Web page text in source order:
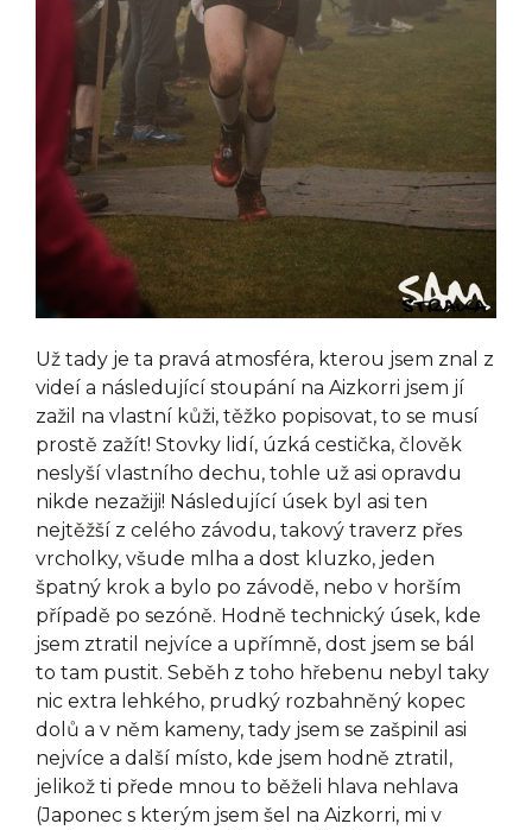
Už tady je ta pravá atmosféra, kterou jsem znal z
videí a následující stoupání na Aizkorri jsem jí
zažil na vlastní kůži, těžko popisovat, to se musí
prostě zažít! Stovky lidí, úzká cestička, člověk
neslyší vlastního dechu, tohle už asi opravdu
nikde nezažiji! Následující úsek byl asi ten
nejtěžší z celého závodu, takový traverz přes
vrcholky, všude mlha a dost kluzko, jeden
špatný krok a bylo po závodě, nebo v horším
případě po sezóně. Hodně technický úsek, kde
jsem ztratil nejvíce a upřímně, dost jsem se bál
to tam pustit. Seběh z toho hřebenu nebyl taky
nic extra lehkého, prudký rozbahněný kopec
dolů a v něm kameny, tady jsem se zašpinil asi
nejvíce a další místo, kde jsem hodně ztratil,
jelikož ti přede mnou to běželi hlava nehlava
(Japonec s kterým jsem šel na Aizkorri, mi v